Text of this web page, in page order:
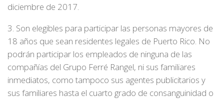
diciembre de 2017.
3. Son elegibles para participar las personas mayores de
18 años que sean residentes legales de Puerto Rico. No
podrán participar los empleados de ninguna de las
compañías del Grupo Ferré Rangel, ni sus familiares
inmediatos, como tampoco sus agentes publicitarios y
sus familiares hasta el cuarto grado de consanguinidad o